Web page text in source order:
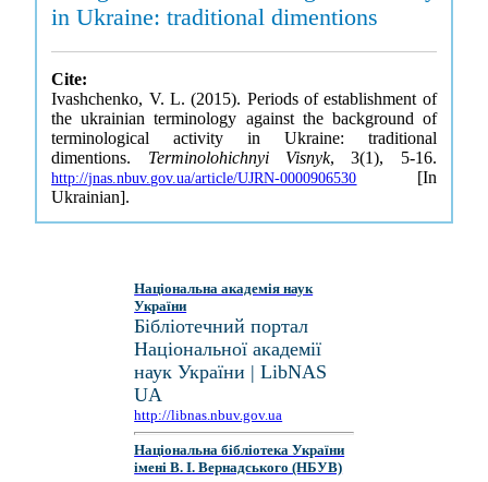
in Ukraine: traditional dimentions
Cite:
Ivashchenko, V. L. (2015). Periods of establishment of
the ukrainian terminology against the background of
terminological activity in Ukraine: traditional
dimentions. Terminolohichnyi Visnyk, 3(1), 5-16.
http://jnas.nbuv.gov.ua/article/UJRN-0000906530 [In
Ukrainian].
Національна академія наук
України
Бібліотечний портал
Національної академії
наук України | LibNAS
UA
http://libnas.nbuv.gov.ua
Національна бібліотека України
імені В. І. Вернадського (НБУВ)